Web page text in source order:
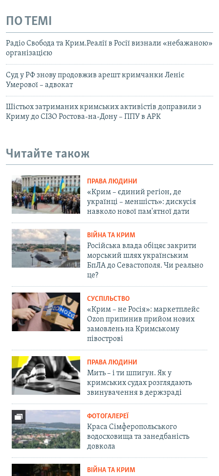
ПО ТЕМІ
Радіо Свобода та Крим.Реалії в Росії визнали «небажаною»
організацією
Суд у РФ знову продовжив арешт кримчанки Леніє
Умерової – адвокат
Шістьох затриманих кримських активістів доправили з
Криму до СІЗО Ростова-на-Дону – ППУ в АРК
Читайте також
ПРАВА ЛЮДИНИ
«Крим – єдиний регіон, де
українці – меншість»: дискусія
навколо нової пам'ятної дати
ВІЙНА ТА КРИМ
Російська влада обіцяє закрити
морський шлях українським
БпЛА до Севастополя. Чи реально
це?
СУСПІЛЬСТВО
«Крим – не Росія»: маркетплейс
Ozon припинив прийом нових
замовлень на Кримському
півострові
ПРАВА ЛЮДИНИ
Мить – і ти шпигун. Як у
кримських судах розглядають
звинувачення в держзраді
ФОТОГАЛЕРЕЇ
Краса Сімферопольського
водосховища та занедбаність
довкола
ВІЙНА ТА КРИМ